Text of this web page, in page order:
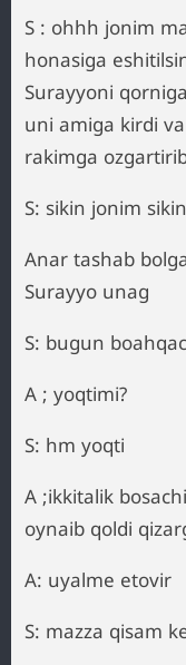
S : ohhh jonim
honasiga
Surayyoni
uni amiga kirdi
rakimga
S: sikin jonim
Anar tashab
Surayyo unag
S: bugun
A ; yoqtimi?
S: hm yoqti
A ;ikkitalik
oynaib qoldi
A: uyalme etovir
S: mazza qisam